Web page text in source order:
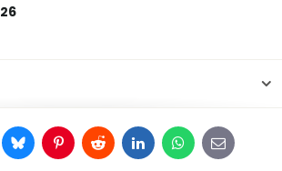
BlueskyPinterestRedditLinkedInWhatsApp
E-
mail